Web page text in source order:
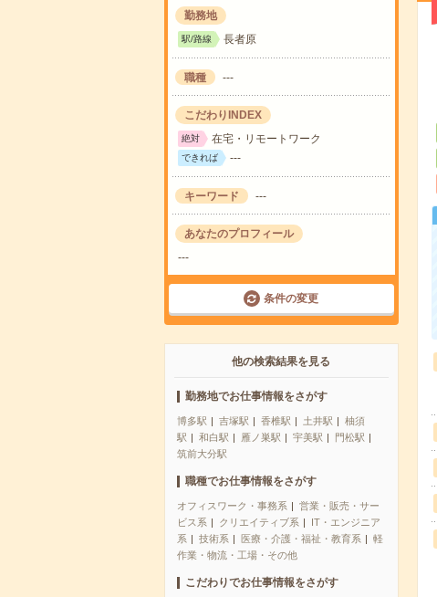
勤務地
駅/路線 長者原
職種 ---
こだわりINDEX
絶対 在宅・リモートワーク
できれば ---
キーワード ---
あなたのプロフィール
---
条件の変更
他の検索結果を見る
勤務地でお仕事情報をさがす
博多駅 吉塚駅 香椎駅 土井駅
柚須
駅
和白駅 雁ノ巣駅 宇美駅
門松駅
筑前大分駅
職種でお仕事情報をさがす
オフィスワーク・事務系
営業・販売・サー
ビス系
クリエイティブ系
IT・エンジニア
系
技術系 医療・介護・福祉・教育系
軽
作業・物流・工場・その他
こだわりでお仕事情報をさがす